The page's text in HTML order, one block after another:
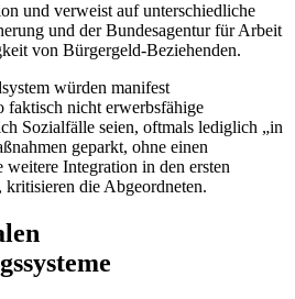
und verweist auf unterschiedliche
und der Bundesagentur für Arbeit
von Bürgergeld-Beziehenden.
würden manifest
faktisch nicht erwerbsfähige
Sozialfälle seien, oftmals lediglich „in
geparkt, ohne einen
Integration in den ersten
die Abgeordneten.